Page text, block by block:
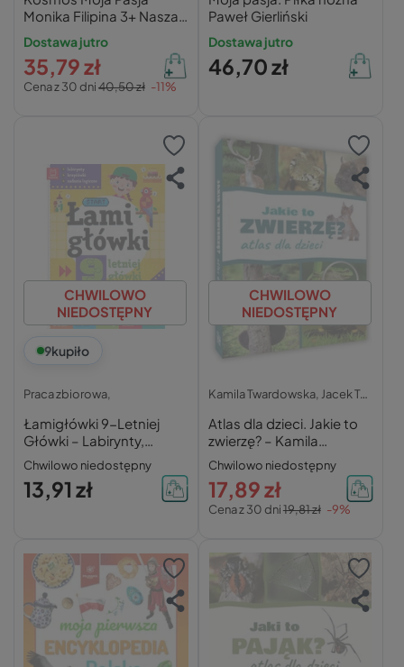
Monika Filipina 3+ Nasza
Księgarnia
Dostawa jutro
Cena z 30 dni40,50 zł -11%
35,79 zł
Paweł Gierliński
Dostawa jutro
46,70 zł
CHWILOWO
NIEDOSTĘPNY
9kupiło
Praca zbiorowa,
Łamigłówki 9-Letniej
Główki – Labirynty,
Krzyżówki
Chwilowo niedostępny
13,91 zł
CHWILOWO
NIEDOSTĘPNY
Kamila Twardowska, Jacek Twardowski,
Atlas dla dzieci. Jakie to
zwierzę? – Kamila
Twardowska, Jacek
Twardowski
Chwilowo niedostępny
Cena z 30 dni19,81 zł -9%
17,89 zł